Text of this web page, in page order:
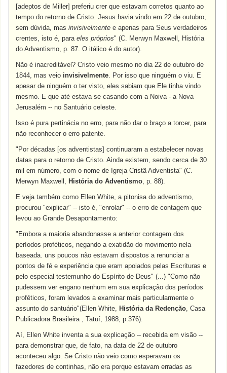
[adeptos de Miller] preferiu crer que estavam corretos quanto ao
tempo do retorno de Cristo. Jesus havia vindo em 22 de outubro,
sem dúvida, masinvisivelmente e apenas para Seus verdadeiros
crentes, isto é, paraeles próprios" (C. Merwyn Maxwell, História
do Adventismo, p. 87. O itálico é do autor).
Não é inacreditável? Cristo veio mesmo no dia 22 de outubro de
1844, mas veio invisivelmente. Por isso que ninguém o viu. E
apesar de ninguém o ter visto, eles sabiam que Ele tinha vindo
mesmo. E que até estava se casando com a Noiva - a Nova
Jerusalém -- no Santuário celeste.
Isso é pura pertinácia no erro, para não dar o braço a torcer, para
não reconhecer o erro patente.
"Por décadas [os adventistas] continuaram a estabelecer novas
datas para o retorno de Cristo. Ainda existem, sendo cerca de 30
mil em número, com o nome de Igreja Cristã Adventista" (C.
Merwyn Maxwell, História do Adventismo, p. 88).
E veja também como Ellen White, a pitonisa do adventismo,
procurou "explicar" -- isto é, "enrolar" -- o erro de contagem que
levou ao Grande Desapontamento:
"Embora a maioria abandonasse a anterior contagem dos
períodos proféticos, negando a exatidão do movimento nela
baseada. uns poucos não estavam dispostos a renunciar a
pontos de fé e experiência que eram apoiados pelas Escrituras e
pelo especial testemunho do Espírito de Deus" (...) "Como não
pudessem ver engano nenhum em sua explicação dos períodos
proféticos, foram levados a examinar mais particularmente o
assunto do santuário"(Ellen White, História da Redenção, Casa
Publicadora Brasileira , Tatuí, 1988, p.376).
Aí, Ellen White inventa a sua explicação -- recebida em visão --
para demonstrar que, de fato, na data de 22 de outubro
aconteceu algo. Se Cristo não veio como esperavam os
fazedores de continhas, não era porque estavam erradas as